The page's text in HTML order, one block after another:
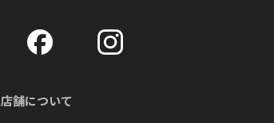
店舗について